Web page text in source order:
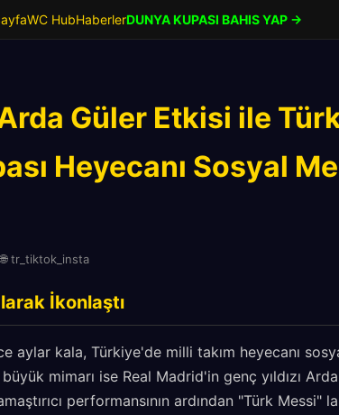
WC HubHaberlerDUNYA KUPASI BAHIS YAP →
Güler Etkisi ile
Heyecanı Sosyal
tr_tiktok_insta
İkonlaştı
aylar kala, Türkiye'de milli takım heyecanı
mimarı ise Real Madrid'in genç yıldızı
performansının ardından "Türk Messi"